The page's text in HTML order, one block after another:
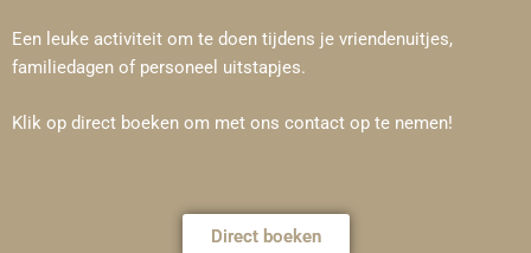
Een leuke activiteit om te doen tijdens je vriendenuitjes,
familiedagen of personeel uitstapjes.
Klik op direct boeken om met ons contact op te nemen!
Direct boeken